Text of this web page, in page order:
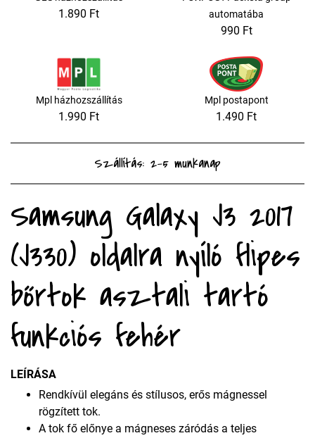
1.890 Ft
automatába
990 Ft
Mpl házhozszállítás
1.990 Ft
Mpl postapont
1.490 Ft
Szállítás: 2-5 munkanap
Samsung Galaxy J3 2017
(J330) oldalra nyíló flipes
bőrtok asztali tartó
funkciós fehér
LEÍRÁSA
Rendkívül elegáns és stílusos, erős mágnessel
rögzített tok.
A tok fő előnye a mágneses záródás a teljes